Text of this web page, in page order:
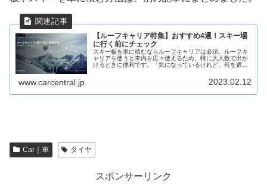
【ルーフキャリア特集】おすすめ4選！スキー場
に行く前にチェック
スキー板を車に積むならルーフキャリアは必須。ルーフキ
ャリアを使うと車内を広々使えるため、特に大人数で出か
けるときに便利です。「気になっているけれど、何を選べ
おすすめのルーフキャリア【4商品】をまとめました。
www.carcentral.jp 2023.02.12
Car｜車 タイヤ
スポンサーリンク